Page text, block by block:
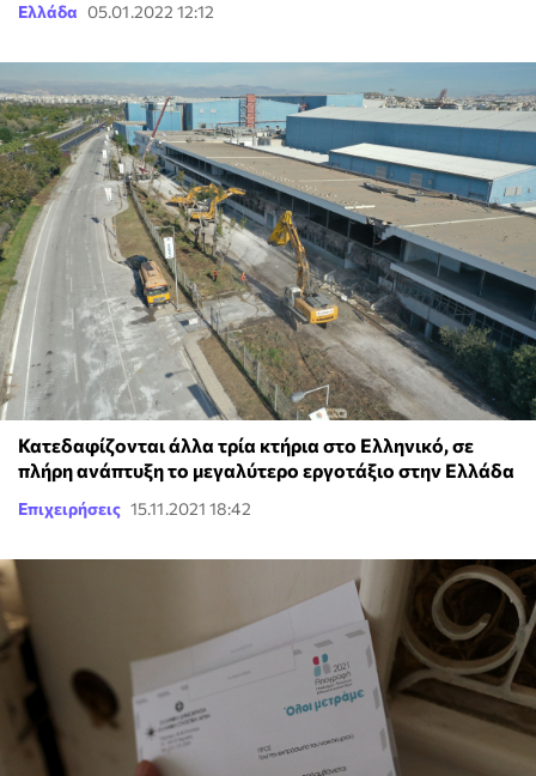
Ελλάδα 05.01.2022 12:12
Κατεδαφίζονται άλλα τρία κτήρια στο Ελληνικό, σε
πλήρη ανάπτυξη το μεγαλύτερο εργοτάξιο στην Ελλάδα
Επιχειρήσεις 15.11.2021 18:42